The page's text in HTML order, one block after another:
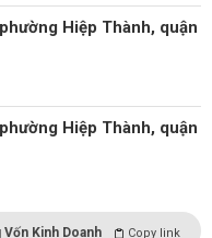
Hiệp Thành, quận
Hiệp Thành, quận
Vốn Kinh Doanh Copy link